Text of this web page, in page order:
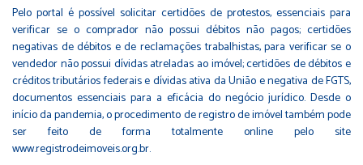
Pelo portal é possível solicitar certidões de protestos, essenciais para
verificar se o comprador não possui débitos não pagos; certidões
negativas de débitos e de reclamações trabalhistas, para verificar se o
vendedor não possui dívidas atreladas ao imóvel; certidões de débitos e
créditos tributários federais e dívidas ativa da União e negativa de FGTS,
documentos essenciais para a eficácia do negócio jurídico. Desde o
início da pandemia, o procedimento de registro de imóvel também pode
ser feito de forma totalmente online pelo site
www.registrodeimoveis.org.br.